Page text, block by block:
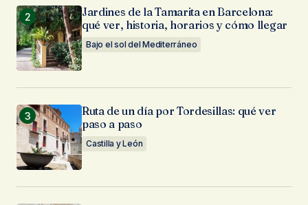
Jardines de la Tamarita en Barcelona:
qué ver, historia, horarios y cómo llegar
Bajo el sol del Mediterráneo
Ruta de un día por Tordesillas: qué ver
paso a paso
Castilla y León